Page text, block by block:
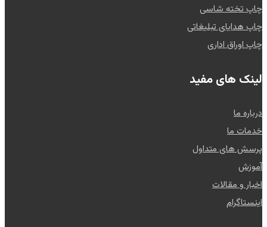
چاپ تخته شاسی
چاپ هدایای تبلیغاتی
چاپ اوراق اداری
لینک های مفید
درباره ما
خدمات ما
پرسش های متداول
آموزش
اخبار و مقالات
اینستاگرام